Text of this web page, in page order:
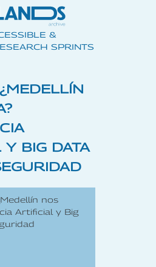
&
SPRINTS
Y BIG DATA
nos
Artificial y Big